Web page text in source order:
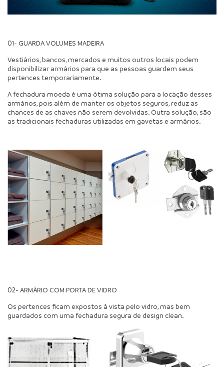
01- GUARDA VOLUMES MADEIRA
Vestiários, bancos, mercados e muitos outros locais podem
disponibilizar armários para que as pessoas guardem seus
pertences temporariamente.
A fechadura moeda é uma ótima solução para a locação desses
armários, pois além de manter os objetos seguros, reduz as
chances de as chaves não serem devolvidas. Outra solução, são
as tradicionais fechaduras utilizadas em gavetas e armários.
02- ARMÁRIO COM PORTA DE VIDRO
Os pertences ficam expostos à vista pelo vidro, mas bem
guardados com uma fechadura segura de design clean.